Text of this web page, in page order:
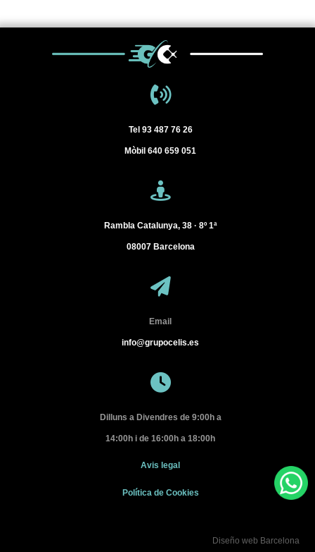
Tel93 487 76 26
Mòbil 640 659 051
Rambla Catalunya, 38 · 8º 1ª
08007 Barcelona
Email
info@grupocelis.es
Dilluns a Divendres de 9:00h a
14:00h i de 16:00h a 18:00h
Avis legal
Política de Cookies
Diseño web Barcelona